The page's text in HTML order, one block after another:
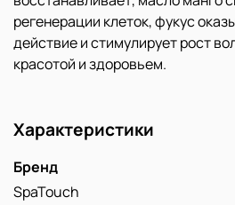
регенерации клеток, фукус
действие и стимулирует рост
красотой и здоровьем.
Характеристики
Бренд
SpaTouch